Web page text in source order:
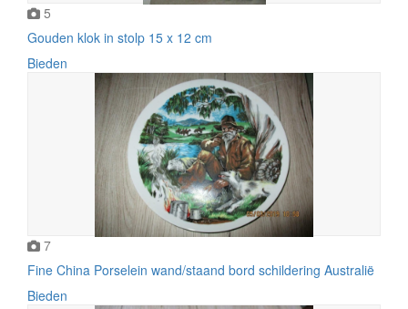
5
Gouden klok in stolp 15 x 12 cm
Bieden
7
Fine China Porselein wand/staand bord schildering Australië
Bieden